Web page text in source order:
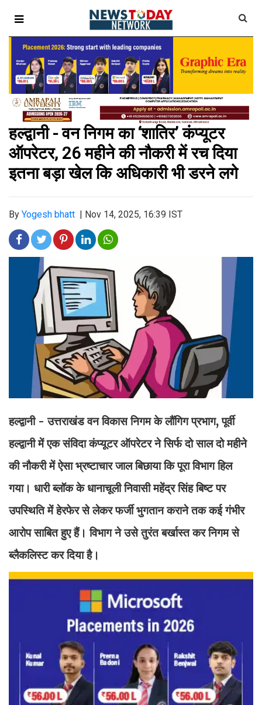
हल्द्वानी - वन निगम का ‘शातिर’ कंप्यूटर
ऑपरेटर, 26 महीने की नौकरी में रच दिया
इतना बड़ा खेल कि अधिकारी भी डरने लगे
By Yogesh bhatt Nov 14, 2025, 16:39 IST
हल्द्वानी - उत्तराखंड वन विकास निगम के लौंगिग प्रभाग, पूर्वी
हल्द्वानी में एक संविदा कंप्यूटर ऑपरेटर ने सिर्फ दो साल दो महीने
की नौकरी में ऐसा भ्रष्टाचार जाल बिछाया कि पूरा विभाग हिल
गया। धारी ब्लॉक के धानाचूली निवासी महेंद्र सिंह बिष्ट पर
उपस्थिति में हेरफेर से लेकर फर्जी भुगतान कराने तक कई गंभीर
आरोप साबित हुए हैं। विभाग ने उसे तुरंत बर्खास्त कर निगम से
ब्लैकलिस्ट कर दिया है।